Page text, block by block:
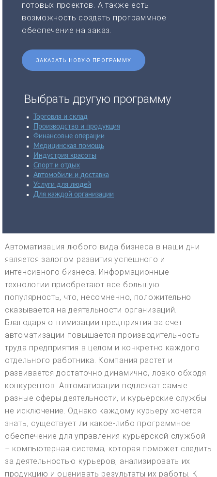
готовых проектов. А также есть
возможность создать программное
обеспечение на заказ.
ЗАКАЗАТЬ НОВУЮ ПРОГРАММУ
Выбрать другую программу
Торговля и склад
Производство и продукция
Финансовые операции
Медицинская помощь
Индустрия красоты
Спорт и отдых
Автомобили и доставка
Услуги для людей
Для каждой организации
Автоматизация любого вида бизнеса в наши дни
является залогом развития успешного и
интенсивного бизнеса. Информационные
технологии приобретают все большую
популярность, что, несомненно, положительно
сказывается на деятельности организаций.
Благодаря оптимизации предприятия за счет
автоматизации повышается производительность
труда предприятия в целом и конкретно каждого
отдельного работника. Компания растет и
развивается достаточно динамично, ловко обходя
конкурентов. Автоматизации подлежат самые
разные сферы деятельности, и курьерские службы
не исключение. Однако каждому курьеру хочется
знать, существует ли какое-либо программное
обеспечение для управления курьерской службой
– компьютерная система, которая поможет следить
за деятельностью курьеров, анализировать их
продукцию и оценивать результаты их работы. К